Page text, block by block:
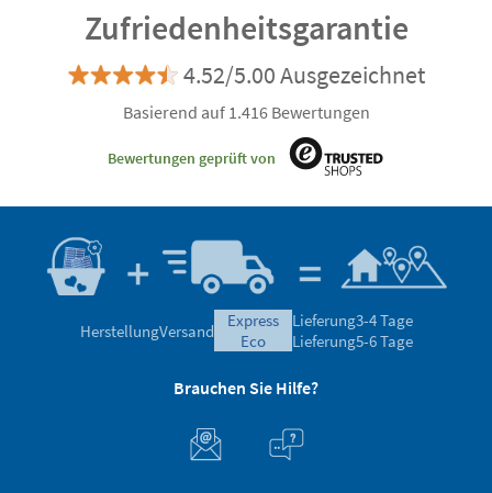
Zufriedenheitsgarantie
4.52/5.00 Ausgezeichnet
Basierend auf 1.416 Bewertungen
Bewertungen geprüft von
HerstellungVersand
express
eco
Lieferung3-4 Tage
Lieferung5-6 Tage
Brauchen Sie Hilfe?